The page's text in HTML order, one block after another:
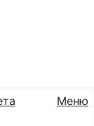
Меню